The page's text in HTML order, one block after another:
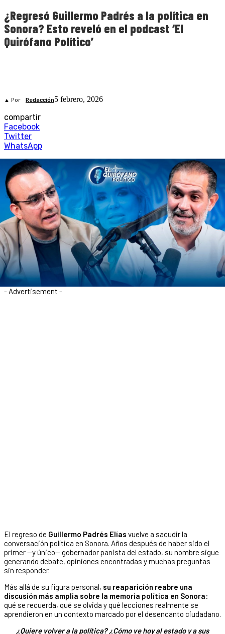
¿Regresó Guillermo Padrés a la política en
Sonora? Esto reveló en el podcast ‘El
Quirófano Político’
▲ Por Redacción5 febrero, 2026
compartir
Facebook
Twitter
WhatsApp
- Advertisement -
El regreso de Guillermo Padrés Elías vuelve a sacudir la
conversación política en Sonora. Años después de haber sido el
primer —y único— gobernador panista del estado, su nombre sigue
generando debate, opiniones encontradas y muchas preguntas
sin responder.
Más allá de su figura personal, su reaparición reabre una
discusión más amplia sobre la memoria política en Sonora:
qué se recuerda, qué se olvida y qué lecciones realmente se
aprendieron en un contexto marcado por el desencanto ciudadano.
¿Quiere volver a la política? ¿Cómo ve hoy al estado y a sus